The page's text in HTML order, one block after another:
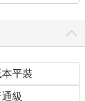
，下午才回到室
遊戲呢⋯⋯當時把
表情。
到福寶親手觸碰
心情仍舊焦急，
平裝
級